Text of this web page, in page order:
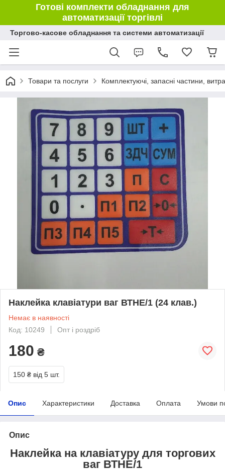
Готові комплекти обладнання для
автоматизації торгівлі
Торгово-касове обладнання та системи автоматизації
Товари та послуги Комплектуючі, запасні частини,
Наклейка клавіатури ваг ВТНЕ/1 (24 клав.)
Немає в наявності
Код: 10249
Опт і роздріб
180 ₴
150 ₴ від 5 шт.
Опис Характеристики Доставка Оплата Умови
Опис
Наклейка на клавіатуру для торгових
ваг ВТНЕ/1